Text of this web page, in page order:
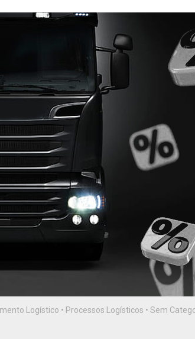
Logístico • Processos Logísticos • Sem